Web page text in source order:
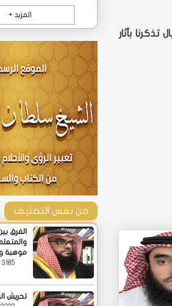
بآثار
المزيد +
من نفس التصنيف
الفرق
موهبة
تحريش